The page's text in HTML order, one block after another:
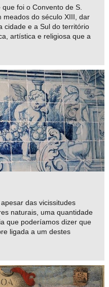
foi o Convento de S.
meados do século XIII, dar
cidade e a Sul do território
artística e religiosa que a
das vicissitudes
naturais, uma quantidade
que poderíamos dizer que
ligada a um destes